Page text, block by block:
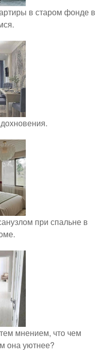
в старом фонде в
при спальне в
мнением, что чем
она уютнее?